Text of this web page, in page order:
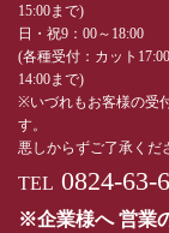
15:00まで)
日・祝9：00～18:00
(各種受付：カット
14:00まで)
※いづれもお客様の受
す。
悪しからずご了承くだ
TEL 0824-63-
※企業様へ 営業